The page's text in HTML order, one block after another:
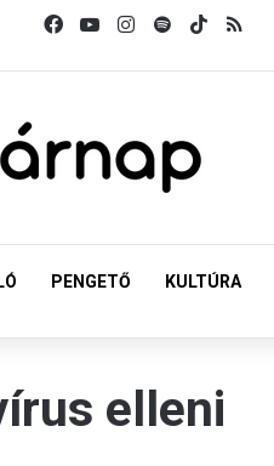
FacebookYouTubeInstagram
SpotifyTikTok
PENGETŐ KULTÚRA
elleni